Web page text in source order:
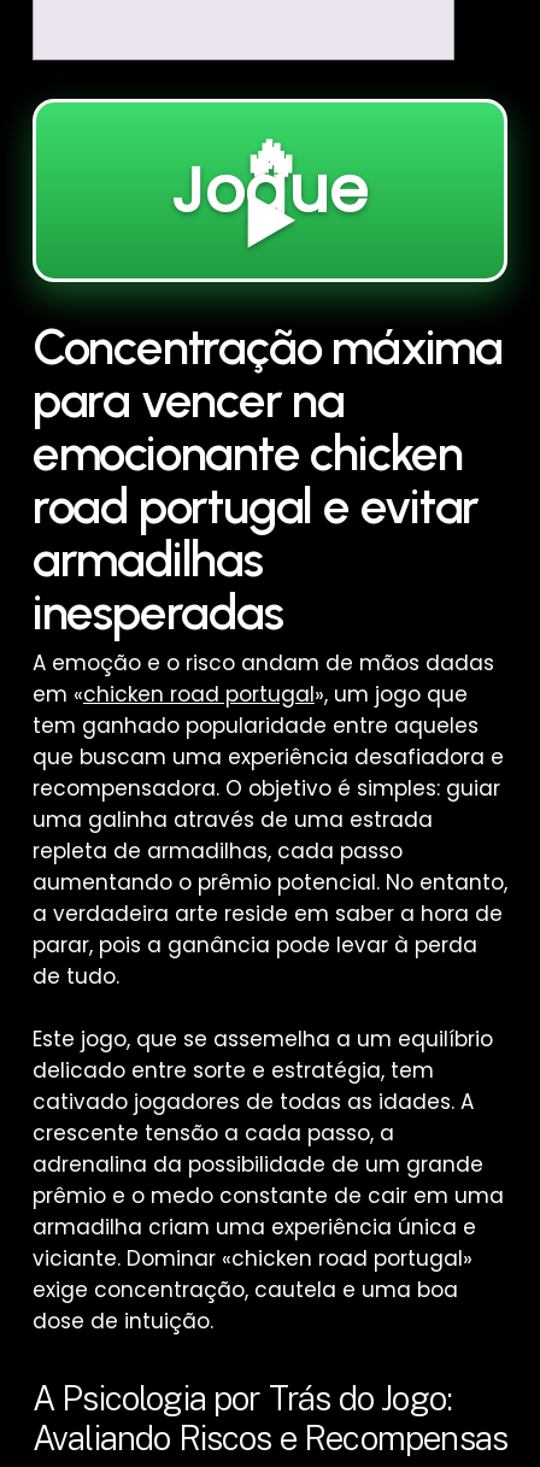
🔥
Jogue
▶️
Concentração máxima
para vencer na
emocionante chicken
road portugal e evitar
armadilhas
inesperadas
A emoção e o risco andam de mãos dadas
em «chicken road portugal», um jogo que
tem ganhado popularidade entre aqueles
que buscam uma experiência desafiadora e
recompensadora. O objetivo é simples: guiar
uma galinha através de uma estrada
repleta de armadilhas, cada passo
aumentando o prêmio potencial. No entanto,
a verdadeira arte reside em saber a hora de
parar, pois a ganância pode levar à perda
de tudo.
Este jogo, que se assemelha a um equilíbrio
delicado entre sorte e estratégia, tem
cativado jogadores de todas as idades. A
crescente tensão a cada passo, a
adrenalina da possibilidade de um grande
prêmio e o medo constante de cair em uma
armadilha criam uma experiência única e
viciante. Dominar «chicken road portugal»
exige concentração, cautela e uma boa
dose de intuição.
A Psicologia por Trás do Jogo:
Avaliando Riscos e Recompensas